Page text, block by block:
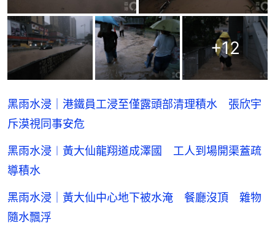
+12
黑雨水浸｜港鐵員工浸至僅露頭部清理積水 張欣宇
斥漠視同事安危
黑雨水浸︱黃大仙龍翔道成澤國 工人到場開渠蓋疏
導積水
黑雨水浸｜黃大仙中心地下被水淹 餐廳沒頂 雜物
隨水飄浮